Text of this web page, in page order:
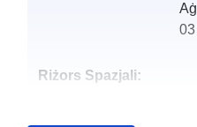
Riżors Spazjali: